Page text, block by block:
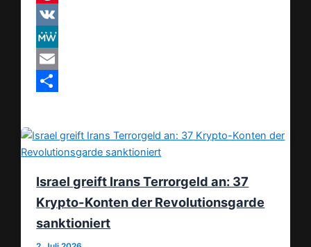
Pinterest
VK
MeWe
Email
Israel greift Irans Terrorgeld an: 37
Krypto-Konten der Revolutionsgarde
sanktioniert